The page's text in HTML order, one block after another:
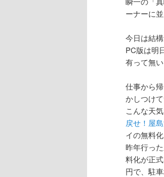
ーナーに
今日は結
PC版は明
有って無
仕事から
かしつけ
こんな天
戻せ！屋
イの無料
昨年行っ
料化が正
円で、駐